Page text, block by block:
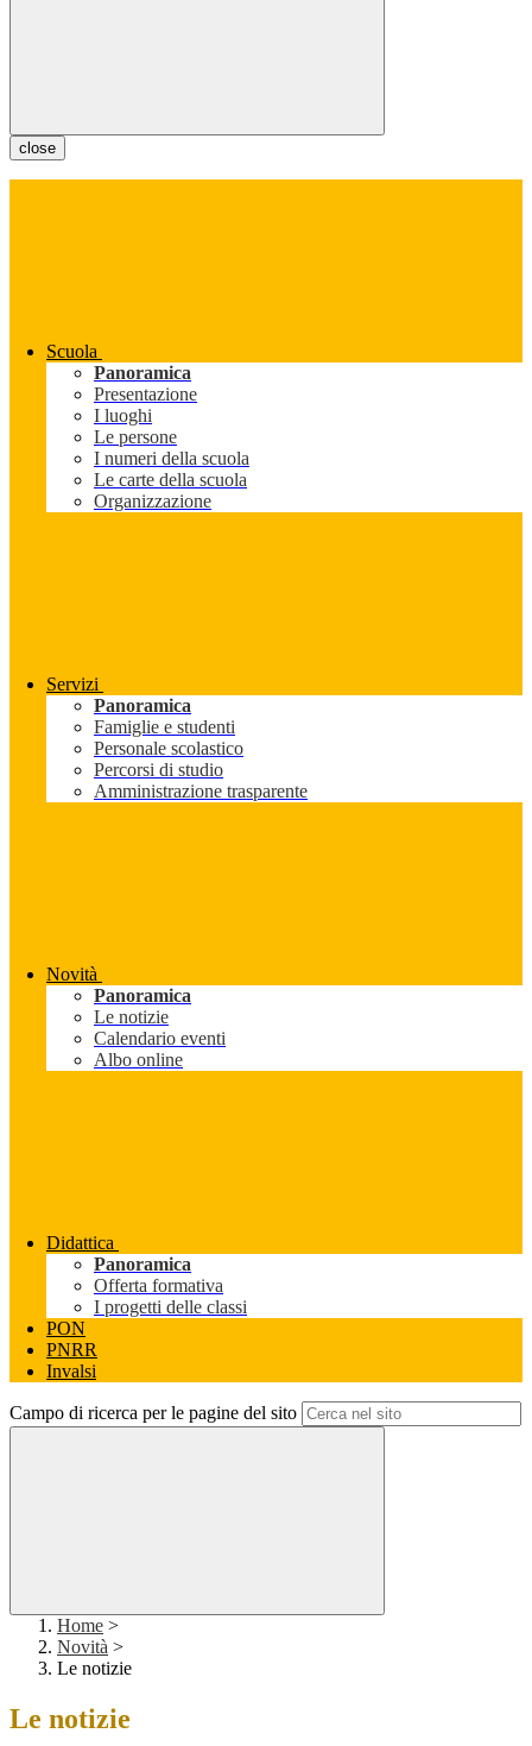
close
Scuola
Panoramica
Presentazione
I luoghi
Le persone
I numeri della scuola
Le carte della scuola
Organizzazione
Servizi
Panoramica
Famiglie e studenti
Personale scolastico
Percorsi di studio
Amministrazione trasparente
Novità
Panoramica
Le notizie
Calendario eventi
Albo online
Didattica
Panoramica
Offerta formativa
I progetti delle classi
PON
PNRR
Invalsi
Campo di ricerca per le pagine del sito
Home >
Novità >
Le notizie
Le notizie